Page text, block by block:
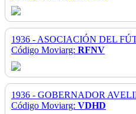
1936 - ASOCIACIÓN DEL
Código Moviarg: RFNV
1936 - GOBERNADOR
Código Moviarg: VDHD